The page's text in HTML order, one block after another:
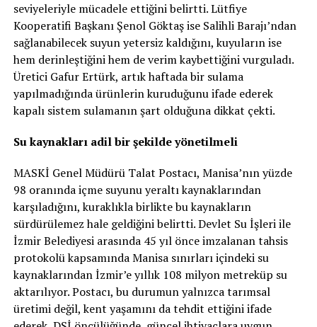
seviyeleriyle mücadele ettiğini belirtti. Lütfiye
Kooperatifi Başkanı Şenol Göktaş ise Salihli Barajı’ndan
sağlanabilecek suyun yetersiz kaldığını, kuyuların ise
hem derinleştiğini hem de verim kaybettiğini vurguladı.
Üretici Gafur Ertürk, artık haftada bir sulama
yapılmadığında ürünlerin kuruduğunu ifade ederek
kapalı sistem sulamanın şart olduğuna dikkat çekti.
Su kaynakları adil bir şekilde yönetilmeli
MASKİ Genel Müdürü Talat Postacı, Manisa’nın yüzde
98 oranında içme suyunu yeraltı kaynaklarından
karşıladığını, kuraklıkla birlikte bu kaynakların
sürdürülemez hale geldiğini belirtti. Devlet Su İşleri ile
İzmir Belediyesi arasında 45 yıl önce imzalanan tahsis
protokolü kapsamında Manisa sınırları içindeki su
kaynaklarından İzmir’e yıllık 108 milyon metreküp su
aktarılıyor. Postacı, bu durumun yalnızca tarımsal
üretimi değil, kent yaşamını da tehdit ettiğini ifade